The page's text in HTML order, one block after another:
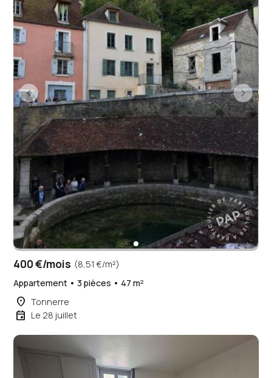
400 €/mois (8,51 €/m²)
Appartement • 3 pièces • 47 m²
place Tonnerre
event Le 28 juillet